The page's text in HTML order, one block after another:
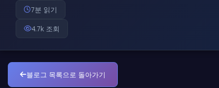
7분 읽기
4.7k 조회
블로그 목록으로 돌아가기